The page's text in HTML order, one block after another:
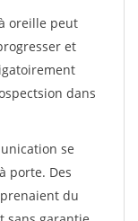
oreille peut
et
dans
se
porte. Des
du